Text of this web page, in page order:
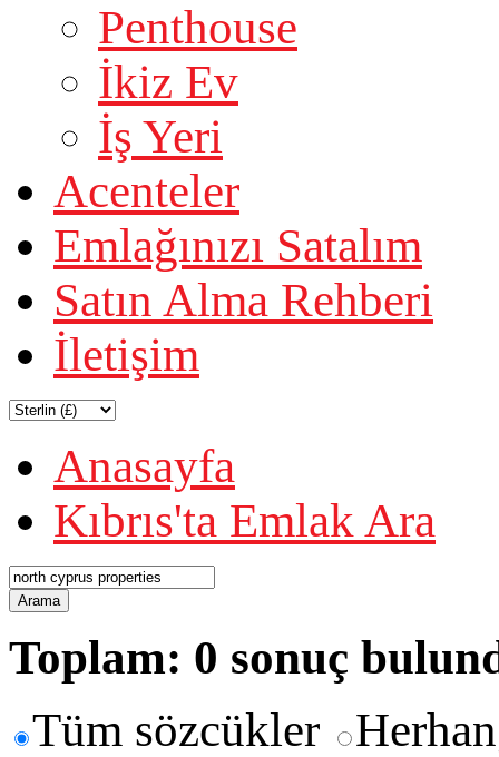
Penthouse
İkiz Ev
İş Yeri
Acenteler
Emlağınızı Satalım
Satın Alma Rehberi
İletişim
Anasayfa
Kıbrıs'ta Emlak Ara
Arama
Toplam: 0 sonuç
Tüm sözcükler